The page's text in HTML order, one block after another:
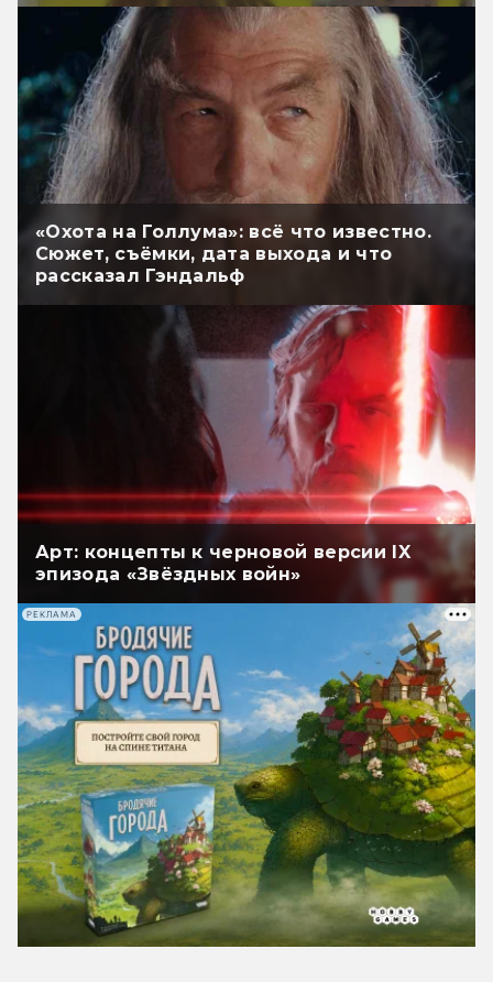
«Охота на Голлума»: всё что известно.
Сюжет, съёмки, дата выхода и что
рассказал Гэндальф
Арт: концепты к черновой версии IX
эпизода «Звёздных войн»
РЕКЛАМА